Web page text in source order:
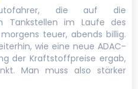
die auf die
Tankstellen im Laufe des
teuer, abends billig.
wie eine neue ADAC-
der Kraftstoffpreise ergab,
Man muss also stärker